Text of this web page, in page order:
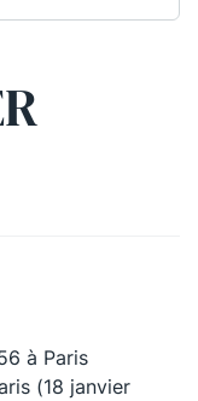
à Paris
(18 janvier